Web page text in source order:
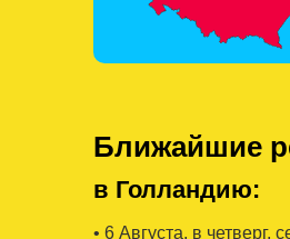
Ближайшие
в Голландию:
• 6 Августa, в четверг,